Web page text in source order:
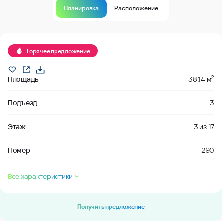
Планировка Расположение
Горячее предложение
Площадь 38.14 м2
Подъезд 3
Этаж 3 из17
Номер 290
Все характеристики
Получить предложение